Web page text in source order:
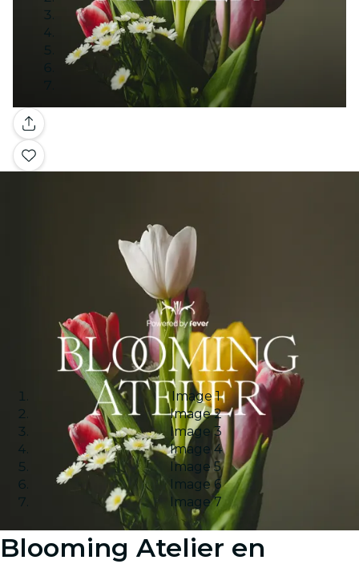
Galería
Image 1
Image 2
Image 3
Image 4
Image 5
Image 6
Image 7
Blooming Atelier en